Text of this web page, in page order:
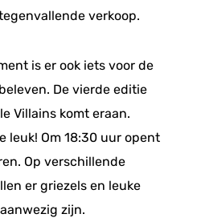
verkoop.
is er ook iets voor de
De vierde editie
Villains komt eraan.
leuk! Om 18:30 uur opent
Op verschillende
er griezels en leuke
zijn.